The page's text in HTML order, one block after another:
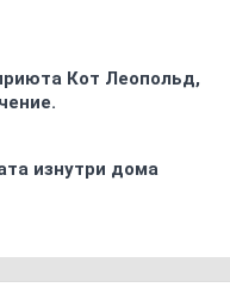
Кот Леопольд,
изнутри дома